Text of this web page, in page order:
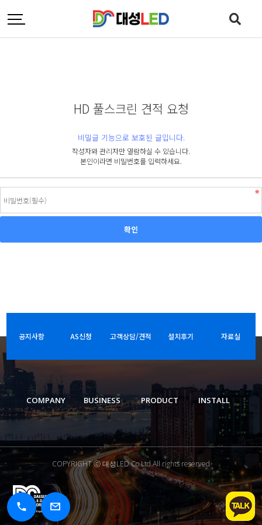
HD 풀스크린 견적 요청
비밀글 기능으로 보호된 글입니다.
작성자와 관리자만 열람하실 수 있습니다.
본인이라면 비밀번호를 입력하세요.
공지사항 AS신청 고객상담/견적 설치후기 자료실
COMPANY BUSINESS PRODUCT INSTALL
COPYRIGHT ⓒ 대성LED Co.Ltd.All rights reserved